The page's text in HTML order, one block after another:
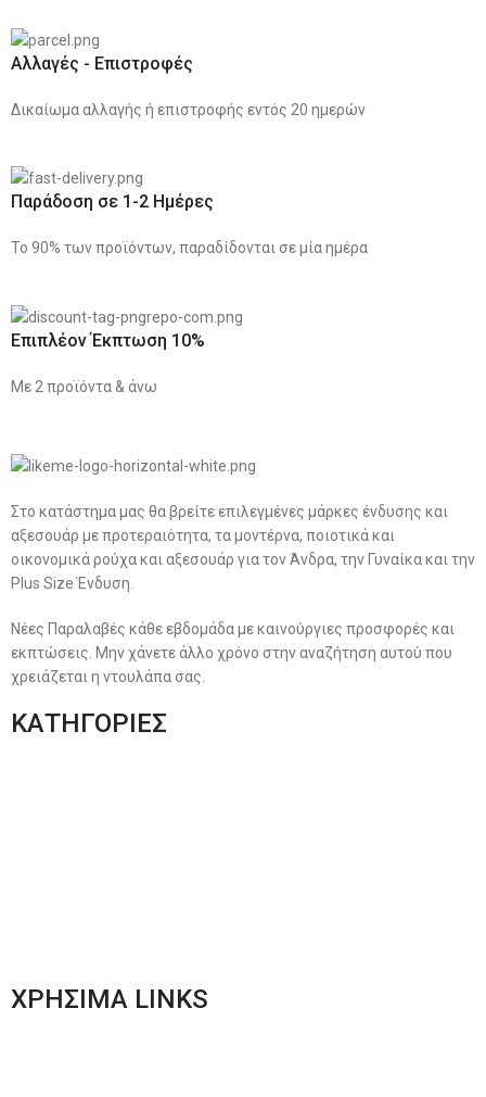
Αλλαγές - Επιστροφές
Δικαίωμα αλλαγής ή επιστροφής εντός 20 ημερών
Παράδοση σε 1-2 Ημέρες
Το 90% των προϊόντων, παραδίδονται σε μία ημέρα
Επιπλέον Έκπτωση 10%
Με 2 προϊόντα & άνω
Στο κατάστημα μας θα βρείτε επιλεγμένες μάρκες ένδυσης και
αξεσουάρ με προτεραιότητα, τα μοντέρνα, ποιοτικά και
οικονομικά ρούχα και αξεσουάρ για τον Άνδρα, την Γυναίκα και την
Plus Size Ένδυση.
Νέες Παραλαβές κάθε εβδομάδα με καινούργιες προσφορές και
εκπτώσεις. Μην χάνετε άλλο χρόνο στην αναζήτηση αυτού που
χρειάζεται η ντουλάπα σας.
ΚΑΤΗΓΟΡΙΕΣ
ΧΡΗΣΙΜΑ LINKS